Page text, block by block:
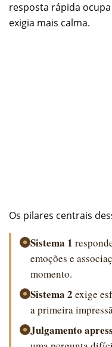
resposta rápida
exigia mais calma.
Os pilares centrais
Sistema 1
emoções e
momento.
Sistema 2 exige
a primeira
Julgamento